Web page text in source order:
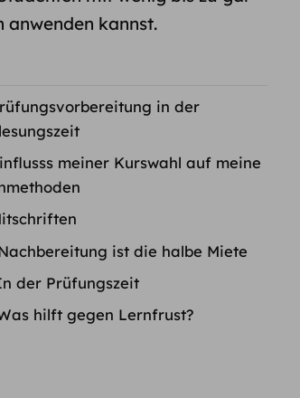
anwenden kannst.
in der
meiner Kurswahl auf meine
ist die halbe Miete
der Prüfungszeit
hilft gegen Lernfrust?